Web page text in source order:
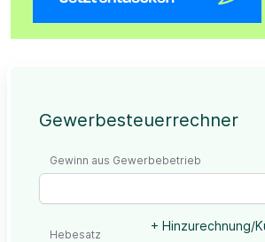
Gewerbesteuerrechner
Gewinn aus Gewerbebetrieb
+ Hinzurechnung/
Hebesatz